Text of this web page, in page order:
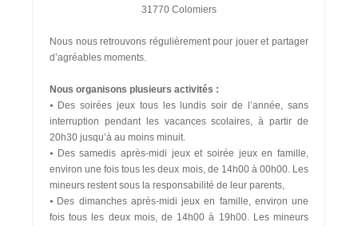
31770 Colomiers
Nous nous retrouvons régulièrement pour jouer et partager
d’agréables moments.
Nous organisons plusieurs activités :
⦁ Des soirées jeux tous les lundis soir de l’année, sans
interruption pendant les vacances scolaires, à partir de
20h30 jusqu’à au moins minuit.
⦁ Des samedis après-midi jeux et soirée jeux en famille,
environ une fois tous les deux mois, de 14h00 à 00h00. Les
mineurs restent sous la responsabilité de leur parents,
⦁ Des dimanches après-midi jeux en famille, environ une
fois tous les deux mois, de 14h00 à 19h00. Les mineurs